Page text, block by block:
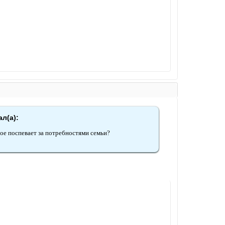
поспевает за потребностями семьи?